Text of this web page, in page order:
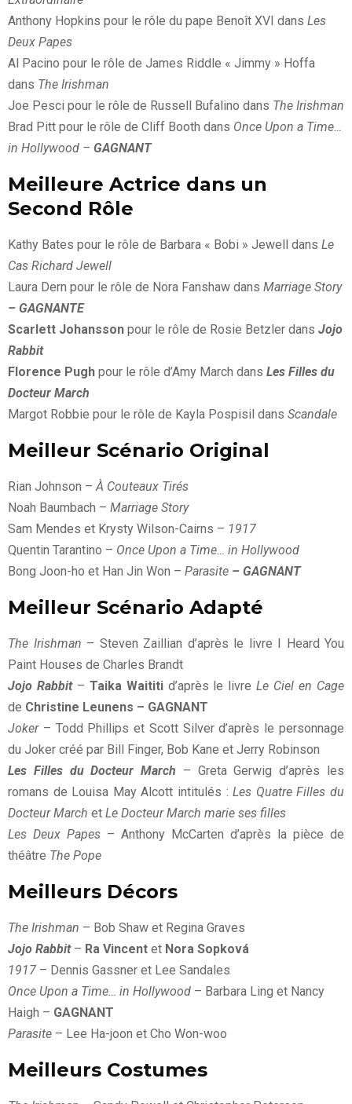
Anthony Hopkins pour le rôle du pape Benoît XVI dans Les
Deux Papes
Al Pacino pour le rôle de James Riddle « Jimmy » Hoffa
dans The Irishman
Joe Pesci pour le rôle de Russell Bufalino dans The Irishman
Brad Pitt pour le rôle de Cliff Booth dans Once Upon a Time…
in Hollywood – GAGNANT
Meilleure Actrice dans un
Second Rôle
Kathy Bates pour le rôle de Barbara « Bobi » Jewell dans Le
Cas Richard Jewell
Laura Dern pour le rôle de Nora Fanshaw dans Marriage Story
– GAGNANTE
Scarlett Johansson pour le rôle de Rosie Betzler dans Jojo
Rabbit
Florence Pugh pour le rôle d’Amy March dans Les Filles du
Docteur March
Margot Robbie pour le rôle de Kayla Pospisil dans Scandale
Meilleur Scénario Original
Rian Johnson –À Couteaux Tirés
Noah Baumbach – Marriage Story
Sam Mendes et Krysty Wilson-Cairns – 1917
Quentin Tarantino – Once Upon a Time… in Hollywood
Bong Joon-ho et Han Jin Won – Parasite – GAGNANT
Meilleur Scénario Adapté
The Irishman – Steven Zaillian d’après le livre I Heard You
Paint Houses de Charles Brandt
Jojo Rabbit– Taika Waititid’après le livreLe Ciel en Cage
de Christine Leunens – GAGNANT
Joker– Todd Phillips et Scott Silver d’après le personnage
du Joker créé par Bill Finger, Bob Kane et Jerry Robinson
Les Filles du Docteur March – Greta Gerwig d’après les
romans de Louisa May Alcott intitulés :Les Quatre Filles du
Docteur March et Le Docteur March marie ses filles
Les Deux Papes – Anthony McCarten d’après la pièce de
théâtre The Pope
Meilleurs Décors
The Irishman – Bob Shaw et Regina Graves
Jojo Rabbit– Ra Vincent et Nora Sopková
1917 – Dennis Gassner et Lee Sandales
Once Upon a Time… in Hollywood – Barbara Ling et Nancy
Haigh – GAGNANT
Parasite – Lee Ha-joon et Cho Won-woo
Meilleurs Costumes